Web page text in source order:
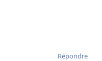
Répondre